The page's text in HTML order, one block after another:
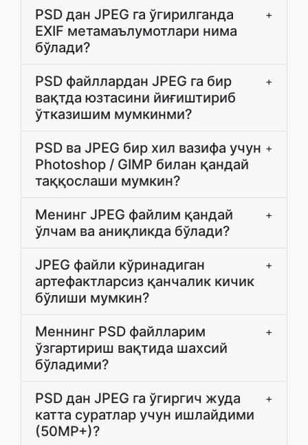
PSD дан JPEG га ўгирилганда
EXIF метамаълумотлари нима
бўлади?
+
PSD файллардан JPEG га бир
вақтда юзтасини йиғиштириб
ўтказишим мумкинми?
+
PSD ва JPEG бир хил вазифа учун
Photoshop / GIMP билан қандай
таққослаши мумкин?
+
Менинг JPEG файлим қандай
ўлчам ва аниқликда бўлади?
+
JPEG файли кўринадиган
артефактларсиз қанчалик кичик
бўлиши мумкин?
+
Меннинг PSD файлларим
ўзгартириш вақтида шахсий
бўладими?
+
PSD дан JPEG га ўгиргич жуда
катта суратлар учун ишлайдими
(50MP+)?
+